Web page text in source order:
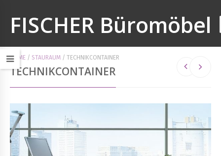
FISCHER Büromöbel
HOME / STAURAUM / TECHNIKCONTAINER
TECHNIKCONTAINER